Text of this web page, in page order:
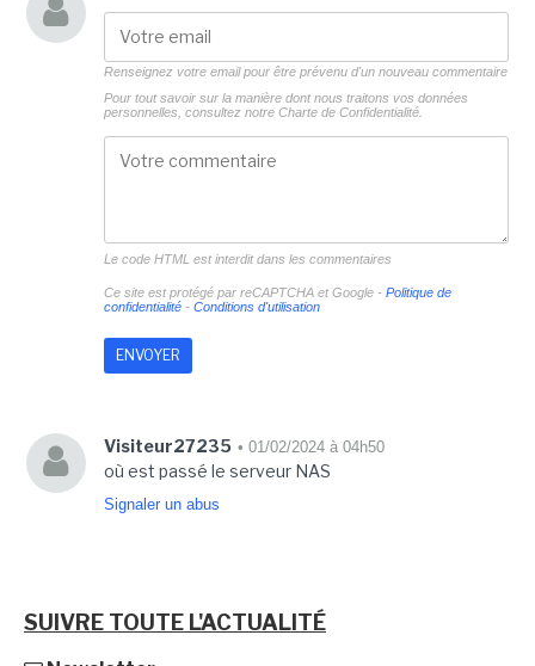
Renseignez votre email pour être prévenu d'un nouveau commentaire
Pour tout savoir sur la manière dont nous traitons vos données
personnelles, consultez notre Charte de Confidentialité.
Le code HTML est interdit dans les commentaires
Ce site est protégé par reCAPTCHA et Google - Politique de
confidentialité- Conditions d'utilisation
Visiteur27235 • 01/02/2024 à 04h50
où est passé le serveur NAS
Signaler un abus
SUIVRE TOUTE L'ACTUALITÉ